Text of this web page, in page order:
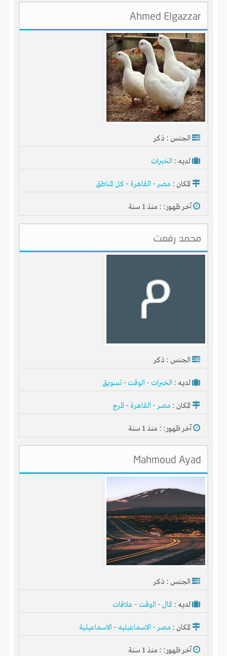
Ahmed Elgazzar
الجنس : ذكر
لديـه : الخبرات
المكان : مصر- القاهرة - كل المناطق
آخر ظهور: : منذ 1 سنة
محمد رفعت
الجنس : ذكر
لديـه : الخبرات - الوقت -تسويق
المكان : مصر- القاهرة - المرج
آخر ظهور: : منذ 1 سنة
Mahmoud Ayad
الجنس : ذكر
لديـه : المال - الوقت - علاقات
المكان : مصر- الاسماعيليه - الاسماعيلية
آخر ظهور: : منذ 1 سنة